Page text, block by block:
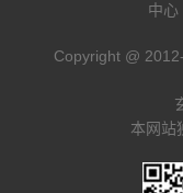
中心
Copyright @
本网站